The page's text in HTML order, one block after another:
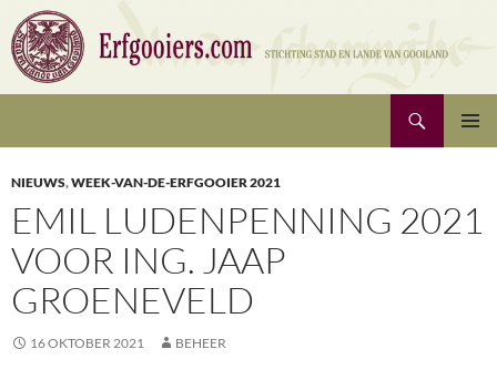
naar
de
inhoud
Erfgooiers | Stichting Stad en Lande van Gooiland
NIEUWS,WEEK-VAN-DE-ERFGOOIER 2021
EMIL LUDENPENNING 2021
VOOR ING. JAAP
GROENEVELD
16 OKTOBER 2021 BEHEER